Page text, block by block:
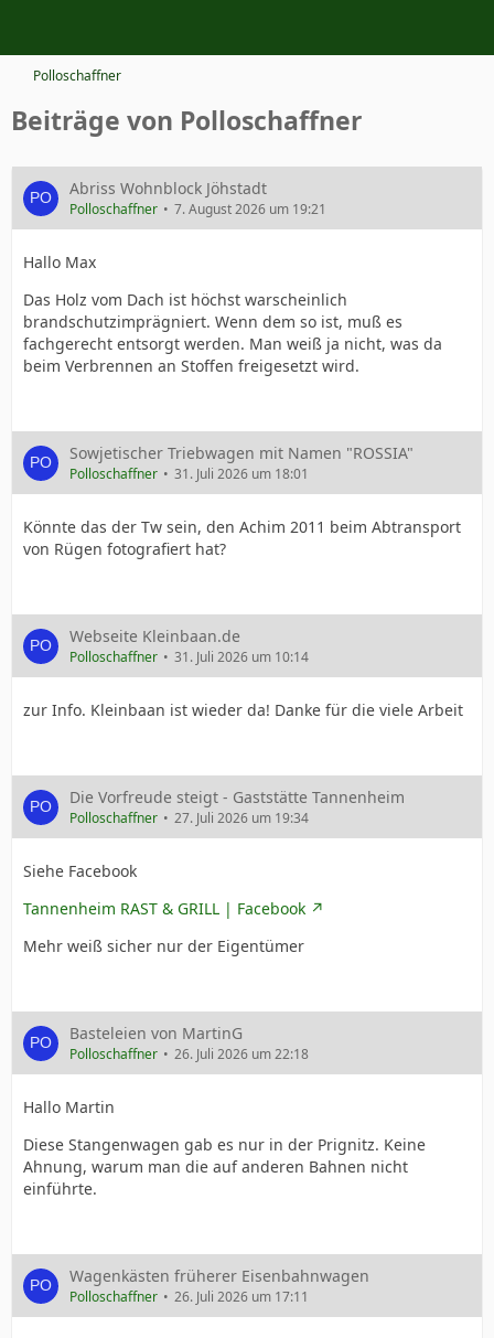
Polloschaffner
Beiträge von Polloschaffner
Abriss Wohnblock Jöhstadt
Polloschaffner 7. August 2026 um 19:21
Hallo Max
Das Holz vom Dach ist höchst warscheinlich
brandschutzimprägniert. Wenn dem so ist, muß es
fachgerecht entsorgt werden. Man weiß ja nicht, was da
beim Verbrennen an Stoffen freigesetzt wird.
Sowjetischer Triebwagen mit Namen "ROSSIA"
Polloschaffner 31. Juli 2026 um 18:01
Könnte das der Tw sein, den Achim 2011 beim Abtransport
von Rügen fotografiert hat?
Webseite Kleinbaan.de
Polloschaffner 31. Juli 2026 um 10:14
zur Info. Kleinbaan ist wieder da! Danke für die viele Arbeit
Die Vorfreude steigt - Gaststätte Tannenheim
Polloschaffner 27. Juli 2026 um 19:34
Siehe Facebook
Tannenheim RAST & GRILL | Facebook
Mehr weiß sicher nur der Eigentümer
Basteleien von MartinG
Polloschaffner 26. Juli 2026 um 22:18
Hallo Martin
Diese Stangenwagen gab es nur in der Prignitz. Keine
Ahnung, warum man die auf anderen Bahnen nicht
einführte.
Wagenkästen früherer Eisenbahnwagen
Polloschaffner 26. Juli 2026 um 17:11